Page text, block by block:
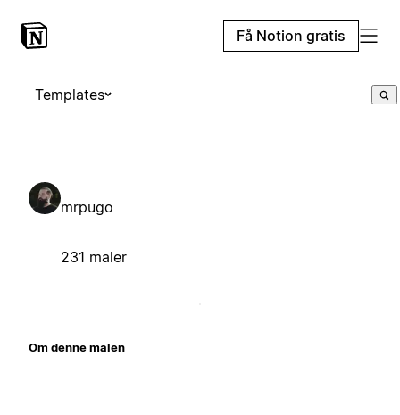
Få Notion gratis
Templates
mrpugo
231 maler
Om denne malen